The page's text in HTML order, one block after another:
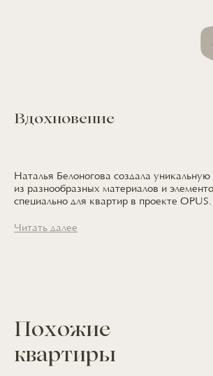
Вдохновение
Наталья Белоногова создала уникальную
из разнообразных материалов и
специально для квартир в проекте OPUS.
Читать далее
Похожие
квартиры